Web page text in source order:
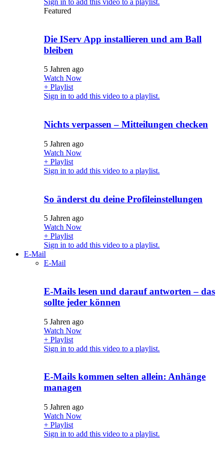
Sign in to add this video to a playlist.
Featured
Die IServ App installieren und am Ball
bleiben
5 Jahren ago
Watch Now
+ Playlist
Sign in to add this video to a playlist.
Nichts verpassen – Mitteilungen checken
5 Jahren ago
Watch Now
+ Playlist
Sign in to add this video to a playlist.
So änderst du deine Profileinstellungen
5 Jahren ago
Watch Now
+ Playlist
Sign in to add this video to a playlist.
E-Mail
E-Mail
E-Mails lesen und darauf antworten – das
sollte jeder können
5 Jahren ago
Watch Now
+ Playlist
Sign in to add this video to a playlist.
E-Mails kommen selten allein: Anhänge
managen
5 Jahren ago
Watch Now
+ Playlist
Sign in to add this video to a playlist.